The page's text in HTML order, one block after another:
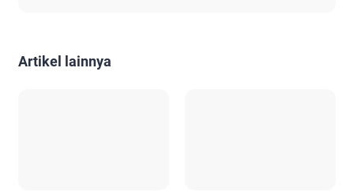
Artikel lainnya